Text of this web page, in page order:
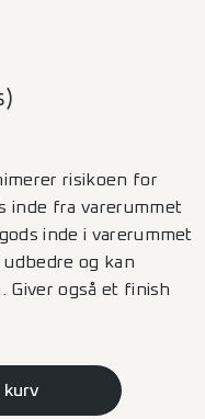
risikoen for
inde fra varerummet
inde i varerummet
og kan
Giver også et finish